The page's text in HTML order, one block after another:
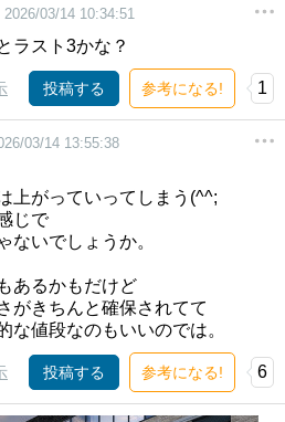
2026/03/14 10:34:51
ラスト3かな？
投稿する 参考になる! 1
03/14 13:55:38
上がっていってしまう(^^;
じで
ないでしょうか。
あるかもだけど
がきちんと確保されてて
な値段なのもいいのでは。
投稿する 参考になる! 6